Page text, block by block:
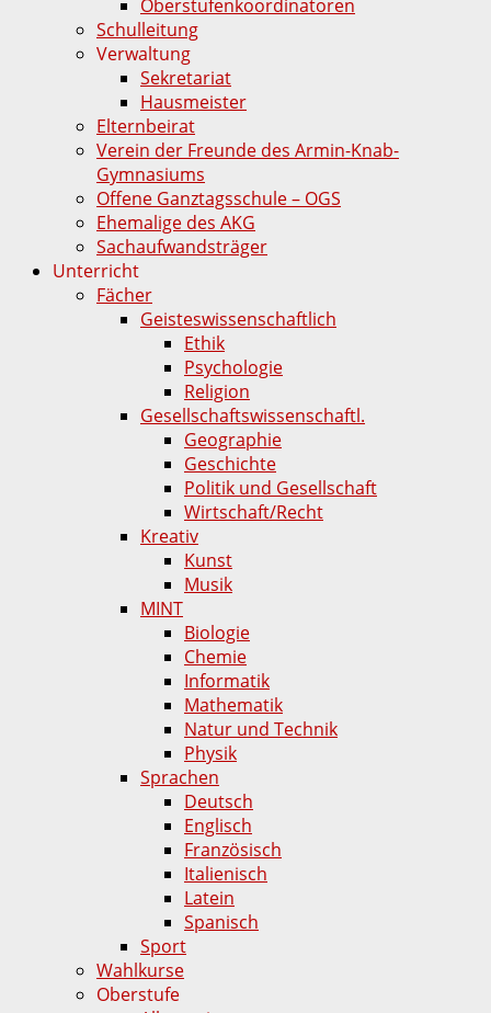
Oberstufenkoordinatoren
Schulleitung
Verwaltung
Sekretariat
Hausmeister
Elternbeirat
Verein der Freunde des Armin-Knab-
Gymnasiums
Offene Ganztagsschule – OGS
Ehemalige des AKG
Sachaufwandsträger
Unterricht
Fächer
Geisteswissenschaftlich
Ethik
Psychologie
Religion
Gesellschaftswissenschaftl.
Geographie
Geschichte
Politik und Gesellschaft
Wirtschaft/Recht
Kreativ
Kunst
Musik
MINT
Biologie
Chemie
Informatik
Mathematik
Natur und Technik
Physik
Sprachen
Deutsch
Englisch
Französisch
Italienisch
Latein
Spanisch
Sport
Wahlkurse
Oberstufe